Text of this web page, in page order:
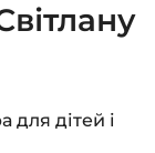
для дітей і